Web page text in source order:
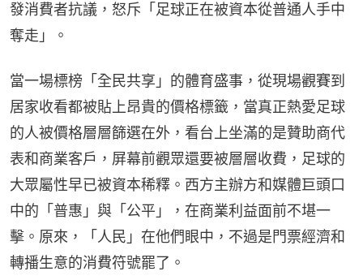
發消費者抗議，怒斥「足球正在被資本從普通人手中
奪走」。
當一場標榜「全民共享」的體育盛事，從現場觀賽到
居家收看都被貼上昂貴的價格標籤，當真正熱愛足球
的人被價格層層篩選在外，看台上坐滿的是贊助商代
表和商業客戶，屏幕前觀眾還要被層層收費，足球的
大眾屬性早已被資本稀釋。西方主辦方和媒體巨頭口
中的「普惠」與「公平」，在商業利益面前不堪一
擊。原來，「人民」在他們眼中，不過是門票經濟和
轉播生意的消費符號罷了。